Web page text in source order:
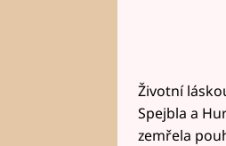
Životní
Spejbla a
zemřela